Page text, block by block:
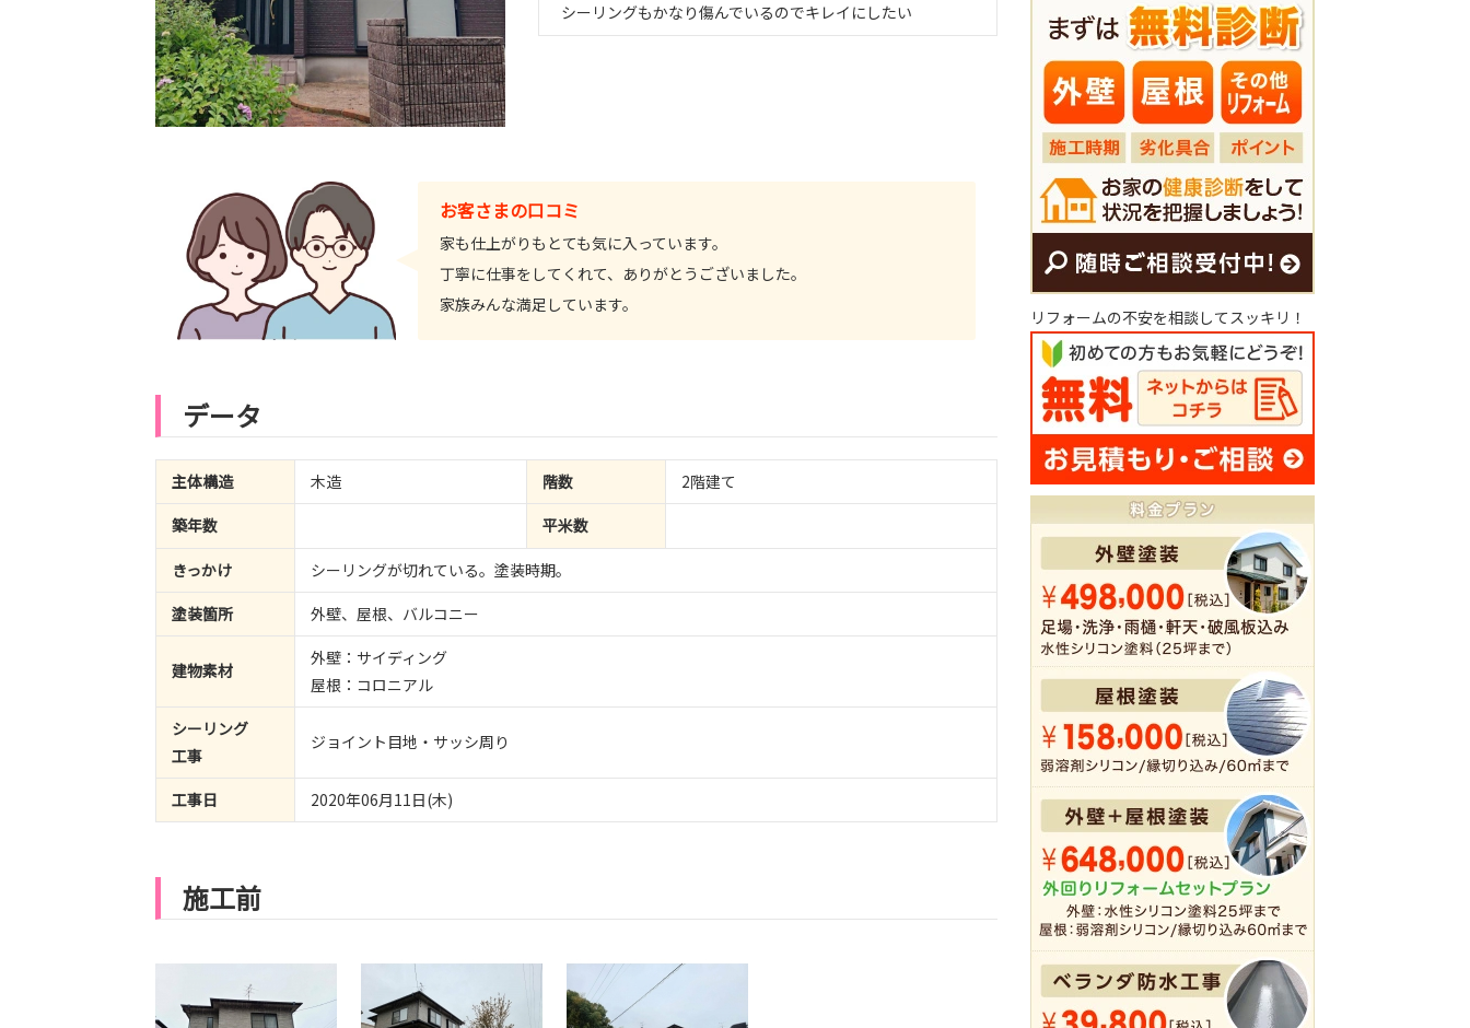
シーリングもかなり傷んでいるのでキレイにしたい
お客さまの口コミ
家も仕上がりもとても気に入っています。
丁寧に仕事をしてくれて、ありがとうございました。
家族みんな満足しています。
データ
主体構造 木造 階数
2階建て
築年数
平米数
きっかけ
シーリングが切れている。塗装時期。
塗装箇所
外壁、屋根、バルコニー
建物素材
外壁：サイディング
屋根：コロニアル
シーリング
工事
ジョイント目地・サッシ周り
工事日 2020年06月11日(木)
施工前
リフォームの不安を相談してスッキリ！